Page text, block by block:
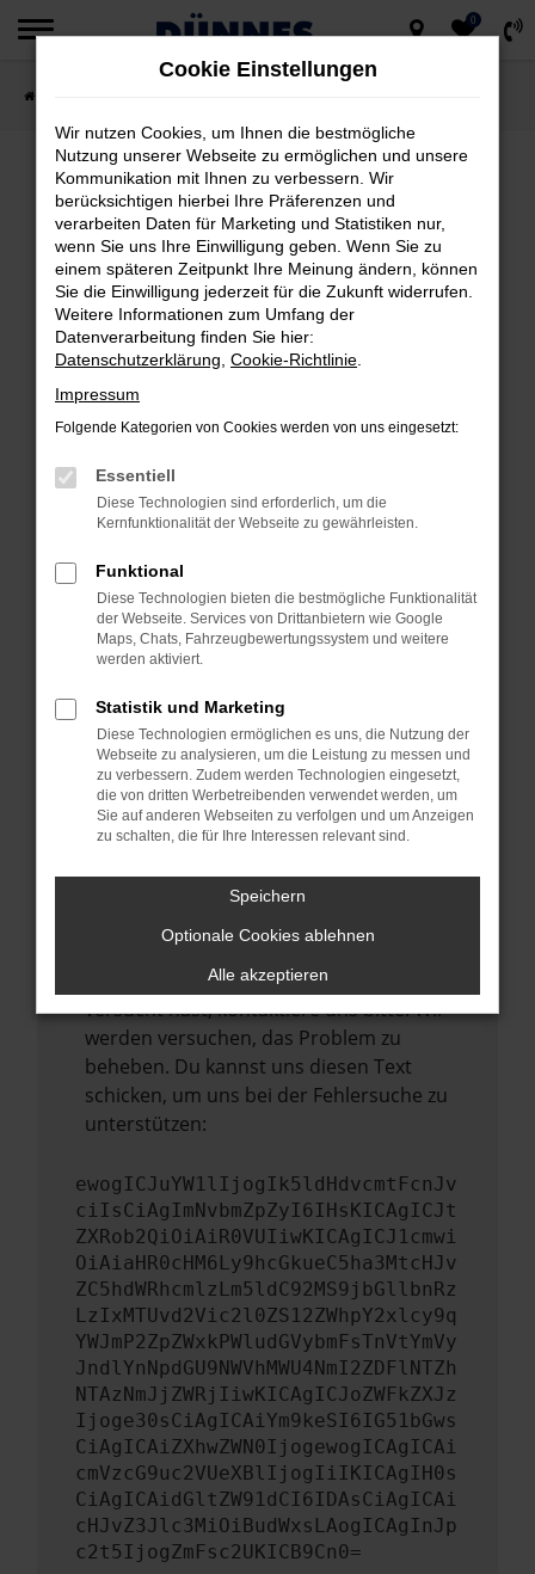
Zum
springen
0
FEHLER: NETWORK ERROR
Beim Laden ist ein Fehler aufgetreten.
Hier sind ein paar Tipps, die dir helfen können:
Überprüfe deine Firewall und deine
Internetverbindung.
Laden andere Webseiten, zum Beispiel
deine Suchmaschine?
Prüfe deine Browsererweiterungen.
Manche Erweiterungen, wie Werbeblocker,
können das Laden bestimmter Seiten
anderen Browser oder in einem privaten
Fenster?
Starte dein Gerät neu.
vorübergehende Probleme zu beheben.
Stelle sicher, dass dein Browser und dein
Betriebssystem auf dem neuesten Stand
sind.
Veraltete Software birgt nicht nur ein
führen, dass bestimmte Funktionen nicht
mehr unterstützt werden.
Wende dich an den Webseitenbetreiber.
Wenn du alle oben genannten Schritte
versucht hast, kontaktiere uns bitte. Wir
werden versuchen, das Problem zu
beheben. Du kannst uns diesen Text
schicken, um uns bei der Fehlersuche zu
unterstützen:
ewogICJuYW1lIjogIk5ldHdvcmtFcnJv
ciIsCiAgImNvbmZpZyI6IHsKICAgICJt
ZXRob2QiOiAiR0VUIiwKICAgICJ1cmwi
OiAiaHR0cHM6Ly9hcGkueC5ha3MtcHJv
ZC5hdWRhcmlzLm5ldC92MS9jbGllbnRz
LzIxMTUvd2Vic2l0ZS12ZWhpY2xlcy9q
YWJmP2ZpZWxkPWludGVybmFsTnVtYmVy
JndlYnNpdGU9NWVhMWU4NmI2ZDFlNTZh
NTAzNmJjZWRjIiwKICAgICJoZWFkZXJz
Ijoge30sCiAgICAiYm9keSI6IG51bGws
CiAgICAiZXhwZWN0IjogewogICAgICAi
cmVzcG9uc2VUeXBlIjogIiIKICAgIH0s
CiAgICAidGltZW91dCI6IDAsCiAgICAi
cHJvZ3Jlc3MiOiBudWxsLAogICAgInJp
c2t5IjogZmFsc2UKICB9Cn0=
Cookie Einstellungen
Wir nutzen Cookies, um Ihnen die bestmögliche
Nutzung unserer Webseite zu ermöglichen und unsere
Kommunikation mit Ihnen zu verbessern. Wir
berücksichtigen hierbei Ihre Präferenzen und
verarbeiten Daten für Marketing und Statistiken nur,
wenn Sie uns Ihre Einwilligung geben. Wenn Sie zu
einem späteren Zeitpunkt Ihre Meinung ändern, können
Sie die Einwilligung jederzeit für die Zukunft widerrufen.
Weitere Informationen zum Umfang der
Datenverarbeitung finden Sie hier:
Datenschutzerklärung Cookie-Richtlinie
Impressum
Folgende Kategorien von Cookies werden von uns eingesetzt:
Essentiell
Diese Technologien sind erforderlich, um die
Kernfunktionalität der Webseite zu gewährleisten.
Funktional
Diese Technologien bieten die bestmögliche Funktionalität
der Webseite. Services von Drittanbietern wie Google
Maps, Chats, Fahrzeugbewertungssystem und weitere
werden aktiviert.
Statistik und Marketing
Diese Technologien ermöglichen es uns, die Nutzung der
Webseite zu analysieren, um die Leistung zu messen und
zu verbessern. Zudem werden Technologien eingesetzt,
die von dritten Werbetreibenden verwendet werden, um
Sie auf anderen Webseiten zu verfolgen und um Anzeigen
zu schalten, die für Ihre Interessen relevant sind.
Speichern
Optionale Cookies ablehnen
Alle akzeptieren